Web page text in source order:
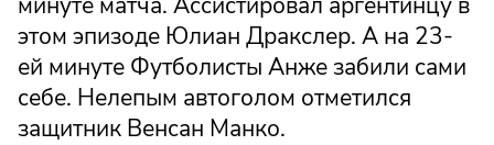
этом эпизоде Юлиан Дракслер. А на 23-
ей минуте Футболисты Анже забили сами
себе. Нелепым автоголом отметился
защитник Венсан Манко.